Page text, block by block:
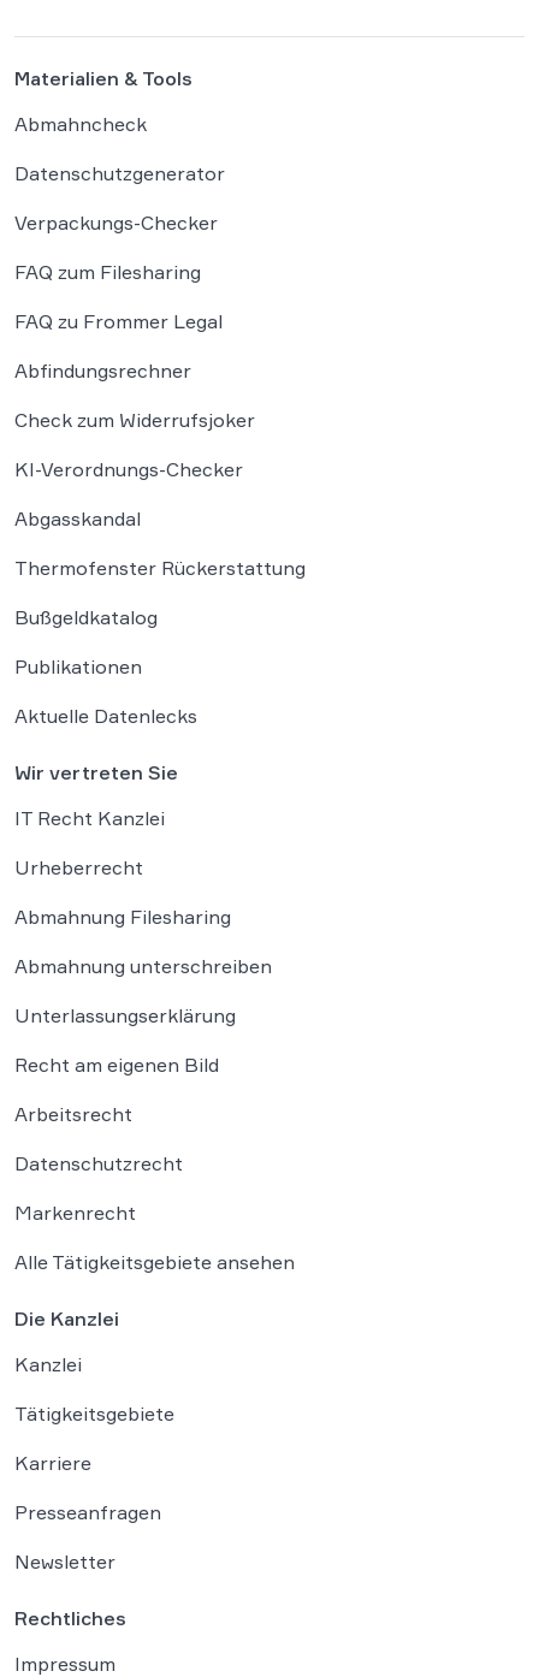
Materialien & Tools
Abmahncheck
Datenschutzgenerator
Verpackungs-Checker
FAQ zum Filesharing
FAQ zu Frommer Legal
Abfindungsrechner
Check zum Widerrufsjoker
KI-Verordnungs-Checker
Abgasskandal
Thermofenster Rückerstattung
Bußgeldkatalog
Publikationen
Aktuelle Datenlecks
Wir vertreten Sie
IT Recht Kanzlei
Urheberrecht
Abmahnung Filesharing
Abmahnung unterschreiben
Unterlassungserklärung
Recht am eigenen Bild
Arbeitsrecht
Datenschutzrecht
Markenrecht
Alle Tätigkeitsgebiete ansehen
Die Kanzlei
Kanzlei
Tätigkeitsgebiete
Karriere
Presseanfragen
Newsletter
Rechtliches
Impressum